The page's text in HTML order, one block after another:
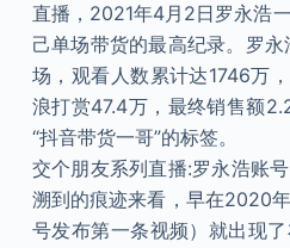
直播，2021年4月2日罗永浩
己单场带货的最高纪录。罗
场，观看人数累计达1746万
浪打赏47.4万，最终销售额
“抖音带货一哥”的标签。
交个朋友系列直播:罗永浩账
溯到的痕迹来看，早在2020
号发布第一条视频）就出现